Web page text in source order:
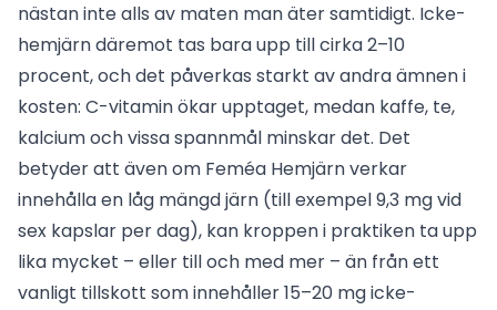
nästan inte alls av maten man äter samtidigt. Icke-
hemjärn däremot tas bara upp till cirka 2–10
procent, och det påverkas starkt av andra ämnen i
kosten: C-vitamin ökar upptaget, medan kaffe, te,
kalcium och vissa spannmål minskar det. Det
betyder att även om Feméa Hemjärn verkar
innehålla en låg mängd järn (till exempel 9,3 mg vid
sex kapslar per dag), kan kroppen i praktiken ta upp
lika mycket – eller till och med mer – än från ett
vanligt tillskott som innehåller 15–20 mg icke-